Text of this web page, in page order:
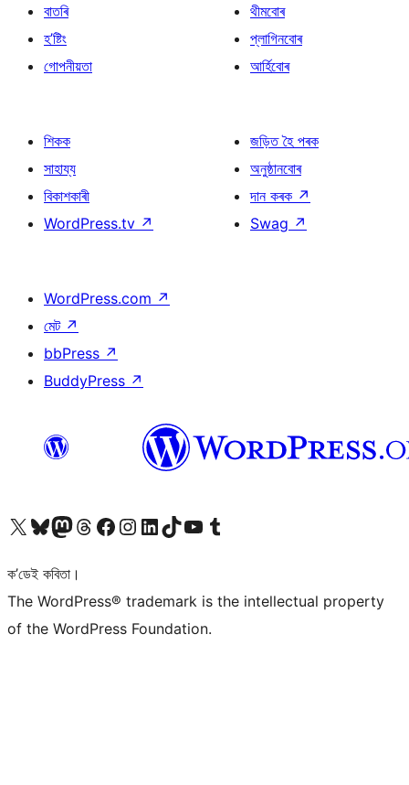
বাতৰি
হ’ষ্টিং
গোপনীয়তা
থীমবোৰ
প্লাগিনবোৰ
আৰ্হিবোৰ
শিকক
সাহায্য
বিকাশকাৰী
WordPress.tv ↗
জড়িত হৈ পৰক
অনুষ্ঠানবোৰ
দান কৰক ↗
Swag ↗
WordPress.com ↗
মেট ↗
bbPress ↗
BuddyPress ↗
আমাৰ X (আগৰ Twitter) একাউণ্টলৈ যাওকআমাৰ Bluesky একাউণ্টলৈ যাওকআমাৰ Mastodon একাউণ্টলৈ যাওকআমাৰ Threads একাউণ্টলৈ যাওকআমাৰ Facebook পৃষ্ঠালৈ যাওকআমাৰ Instagram একাউণ্টলৈ যাওকআমাৰ LinkedIn একাউণ্টলৈ যাওকআমাৰ TikTok একাউণ্টলৈ যাওকআমাৰ YouTube চেনেললৈ যাওকআমাৰ Tumblr একাউণ্টলৈ যাওক
ক’ডেই কবিতা।
The WordPress® trademark is the intellectual property
of the WordPress Foundation.